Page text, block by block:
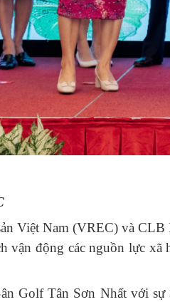
Việt Nam (VREC) và
vận động các nguồn lực
Golf Tân Sơn Nhất với